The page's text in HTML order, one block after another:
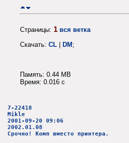
Страницы: 1 вся ветка
Скачать: CL DM ;
Память: 0.44 MB
Время: 0.016 c
7-22418
Mikle
2001-09-20 09:06
2002.01.08
Срочно! Комп вместо принтера.